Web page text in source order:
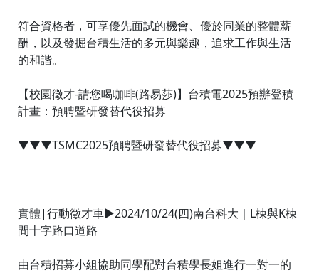
符合資格者，可享優先面試的機會、優於同業的整體薪
酬，以及發掘台積生活的多元與樂趣，追求工作與生活
的和諧。
【校園徵才-請您喝咖啡(路易莎)】台積電2025預辦登積
計畫：預聘暨研發替代役招募
▼▼▼TSMC2025預聘暨研發替代役招募▼▼▼
實體|行動徵才車►2024/10/24(四)南台科大｜L棟與K棟
間十字路口道路
由台積招募小組協助同學配對台積學長姐進行一對一的